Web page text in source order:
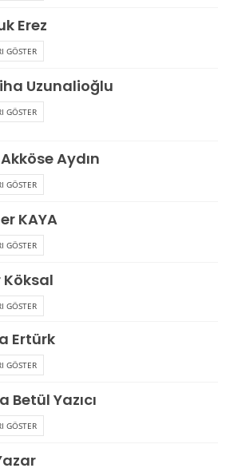
Erez
GÖSTER
Uzunalioğlu
GÖSTER
Aydın
GÖSTER
KAYA
GÖSTER
Köksal
GÖSTER
Ertürk
GÖSTER
Betül Yazıcı
GÖSTER